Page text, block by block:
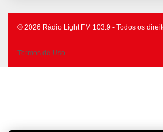
© 2026 Rádio Light FM 103.9 - Todos os
Termos de Uso